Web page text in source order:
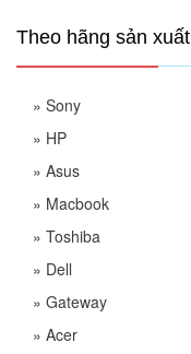
Theo hãng sản xuất
» Sony
» HP
» Asus
» Macbook
» Toshiba
» Dell
» Gateway
» Acer